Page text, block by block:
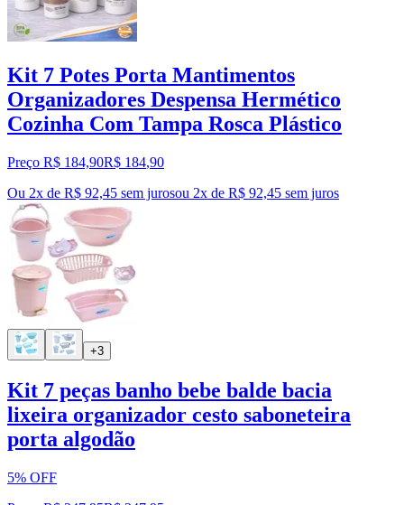
Kit 7 Potes Porta Mantimentos
Organizadores Despensa Hermético
Cozinha Com Tampa Rosca Plástico
Preço R$ 184,90R$ 184,90
Ou 2x de R$ 92,45 sem jurosou 2x de R$ 92,45 sem juros
+3
Kit 7 peças banho bebe balde bacia
lixeira organizador cesto saboneteira
porta algodão
5% OFF